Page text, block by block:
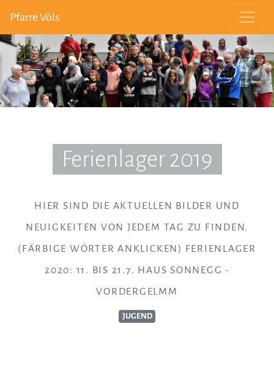
Pfarre Völs
Ferienlager 2019
HIER SIND DIE AKTUELLEN BILDER UND
NEUIGKEITEN VON JEDEM TAG ZU FINDEN.
(FÄRBIGE WÖRTER ANKLICKEN) FERIENLAGER
2020: 11. BIS 21.7. HAUS SONNEGG -
VORDERGELMM
JUGEND